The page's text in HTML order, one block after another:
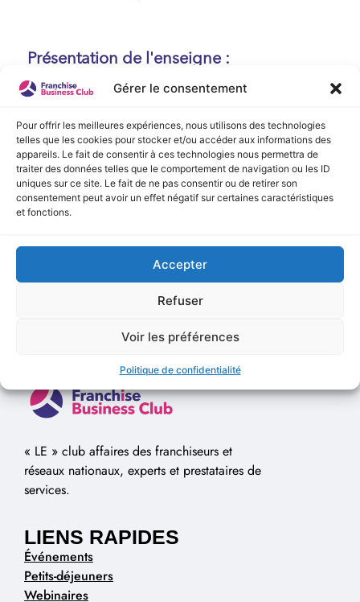
Gérer le consentement
Pour offrir les meilleures expériences, nous utilisons des technologies
telles que les cookies pour stocker et/ou accéder aux informations des
appareils. Le fait de consentir à ces technologies nous permettra de
traiter des données telles que le comportement de navigation ou les ID
uniques sur ce site. Le fait de ne pas consentir ou de retirer son
consentement peut avoir un effet négatif sur certaines caractéristiques
et fonctions.
Accepter
Refuser
Voir les préférences
Politique de confidentialité
Présentation de l'enseigne :
Aucune présentation n'est disponible
Vidéo de Présentation
Aucune vidéo disponible.
« LE » club affaires des franchiseurs et
réseaux nationaux, experts et prestataires de
services.
LIENS RAPIDES
Événements
Petits-déjeuners
Webinaires